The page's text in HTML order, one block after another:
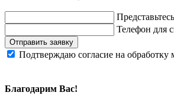
Телефон для
Отправить заявку
Подтверждаю согласие на
Благодарим Вас!